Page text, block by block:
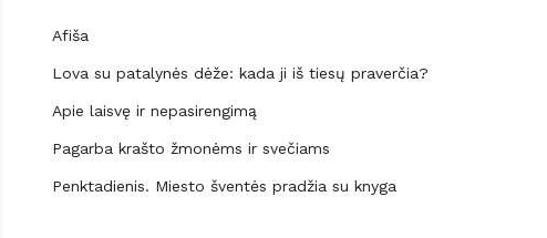
Afiša
Lova su patalynės dėže: kada ji iš tiesų praverčia?
Apie laisvę ir nepasirengimą
Pagarba krašto žmonėms ir svečiams
Penktadienis. Miesto šventės pradžia su knyga